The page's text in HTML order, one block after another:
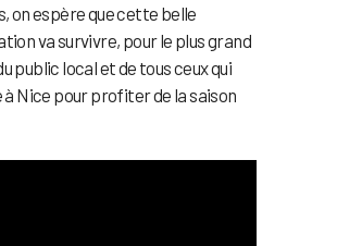
on espère que cette belle
va survivre, pour le plus grand
public local et de tous ceux qui
Nice pour profiter de la saison